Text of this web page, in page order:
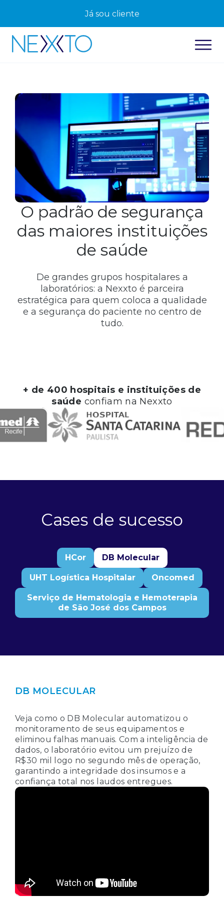
Já sou cliente
O padrão de segurança
das maiores instituições
de saúde
De grandes grupos hospitalares a
laboratórios: a Nexxto é parceira
estratégica para quem coloca a qualidade
e a segurança do paciente no centro de
tudo.
+ de 400 hospitais e instituições de
saúde confiam na Nexxto
Cases de sucesso
HCor DB Molecular
UHT Logística Hospitalar Oncomed
Serviço de Hematologia e Hemoterapia
de São José dos Campos
DB MOLECULAR
Veja como o DB Molecular automatizou o
monitoramento de seus equipamentos e
eliminou falhas manuais. Com a inteligência de
dados, o laboratório evitou um prejuízo de
R$30 mil logo no segundo mês de operação,
garantindo a integridade dos insumos e a
confiança total nos laudos entregues.